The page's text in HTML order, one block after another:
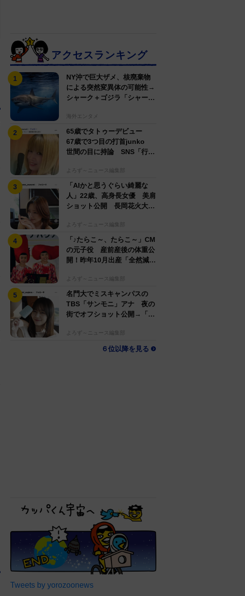
アクセスランキング
NY沖で巨大ザメ、核廃棄物
による突然変異体の可能性→
シャーク＋ゴジラ「シャーク
海外エンタメ
65歳でタトゥーデビュー
67歳で3つ目の打首junko
世間の目に持論 SNS「行動
よろず～ニュース編集部
「AIかと思うぐらい綺麗な
人」22歳、高身長女優 美肩
ショット公開 長岡花火大会
よろず～ニュース編集部
「♪たらこ～、たらこ～」CM
の元子役 産前産後の体重公
開！昨年10月出産「全然減ら
よろず～ニュース編集部
名門大でミスキャンパスの
TBS「サンモニ」アナ 夜の
街でオフショット公開→「ノ
よろず～ニュース編集部
６位以降を見る
Tweets by yorozoonews